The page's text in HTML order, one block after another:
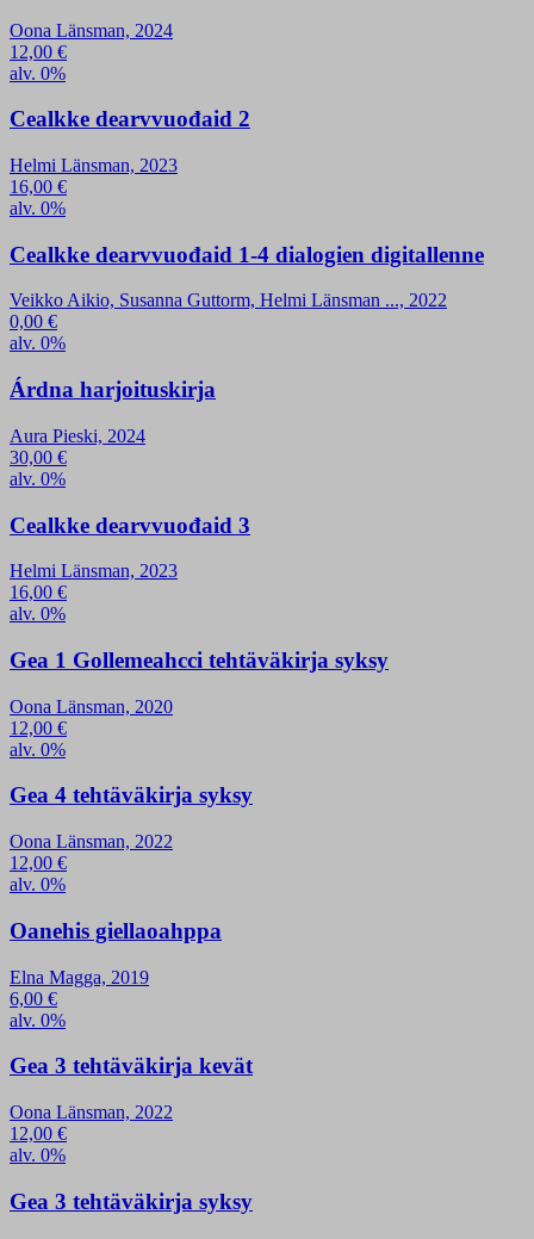
Oona Länsman, 2024
12,00 €
alv. 0%
Cealkke dearvvuođaid 2
Helmi Länsman, 2023
16,00 €
alv. 0%
Cealkke dearvvuođaid 1-4 dialogien digitallenne
Veikko Aikio, Susanna Guttorm, Helmi Länsman ..., 2022
0,00 €
alv. 0%
Árdna harjoituskirja
Aura Pieski, 2024
30,00 €
alv. 0%
Cealkke dearvvuođaid 3
Helmi Länsman, 2023
16,00 €
alv. 0%
Gea 1 Gollemeahcci tehtäväkirja syksy
Oona Länsman, 2020
12,00 €
alv. 0%
Gea 4 tehtäväkirja syksy
Oona Länsman, 2022
12,00 €
alv. 0%
Oanehis giellaoahppa
Elna Magga, 2019
6,00 €
alv. 0%
Gea 3 tehtäväkirja kevät
Oona Länsman, 2022
12,00 €
alv. 0%
Gea 3 tehtäväkirja syksy